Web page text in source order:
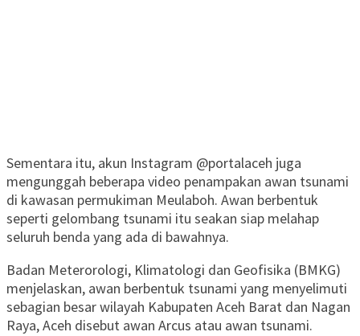
Sementara itu, akun Instagram @portalaceh juga
mengunggah beberapa video penampakan awan tsunami
di kawasan permukiman Meulaboh. Awan berbentuk
seperti gelombang tsunami itu seakan siap melahap
seluruh benda yang ada di bawahnya.
Badan Meterorologi, Klimatologi dan Geofisika (BMKG)
menjelaskan, awan berbentuk tsunami yang menyelimuti
sebagian besar wilayah Kabupaten Aceh Barat dan Nagan
Raya, Aceh disebut awan Arcus atau awan tsunami.